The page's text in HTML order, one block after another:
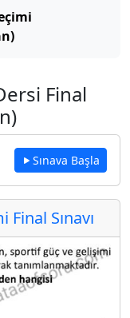
Final
Sınava Başla
Sınavı